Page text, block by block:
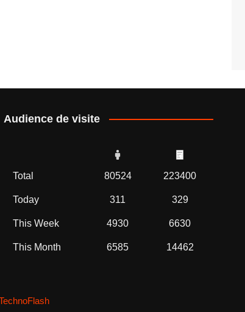
Audience de visite
Total 80524 223400
Today 311 329
This Week 4930 6630
This Month 6585 14462